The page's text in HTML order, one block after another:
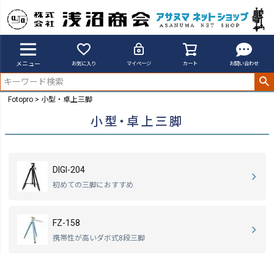
メニュー お気に入り マイページ カート お問い合わせ
Fotopro 小型・卓上三脚
小型・卓上三脚
DIGI-204
初めての三脚におすすめ
FZ-158
携帯性が高いダボ式8段三脚